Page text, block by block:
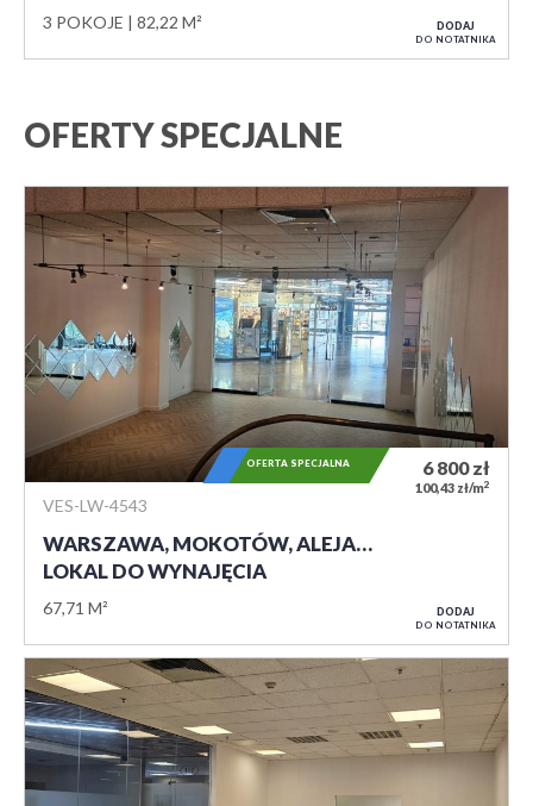
3 POKOJE 82,22 M² DODAJ
DO NOTATNIKA
OFERTY SPECJALNE
VES-LW-4543
WARSZAWA, MOKOTÓW, ALEJA…
LOKAL DO WYNAJĘCIA
67,71 M²
6 800zł
100,43 zł/m2
OFERTA SPECJALNA
DODAJ
DO NOTATNIKA